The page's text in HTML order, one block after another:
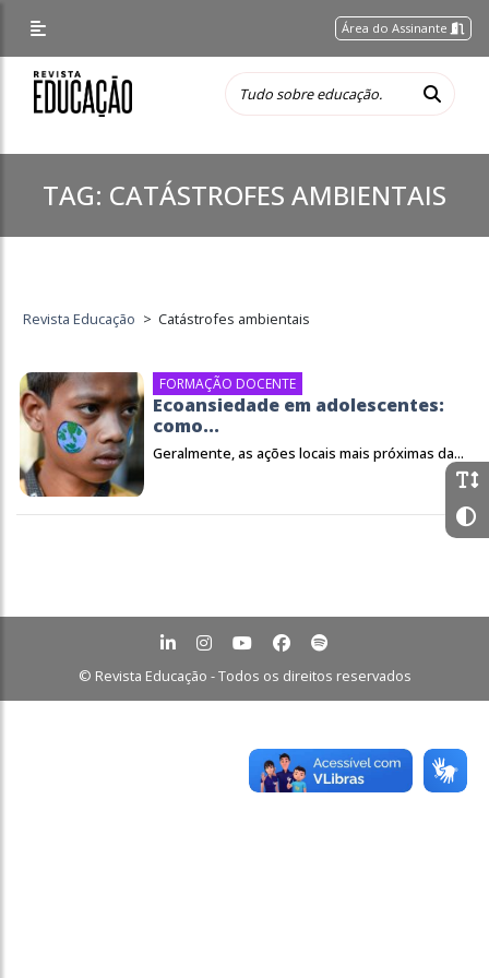
Área do Assinante
TAG: CATÁSTROFES AMBIENTAIS
Revista Educação > Catástrofes ambientais
FORMAÇÃO DOCENTE
Ecoansiedade em adolescentes:
como...
Geralmente, as ações locais mais próximas da...
© Revista Educação - Todos os direitos reservados